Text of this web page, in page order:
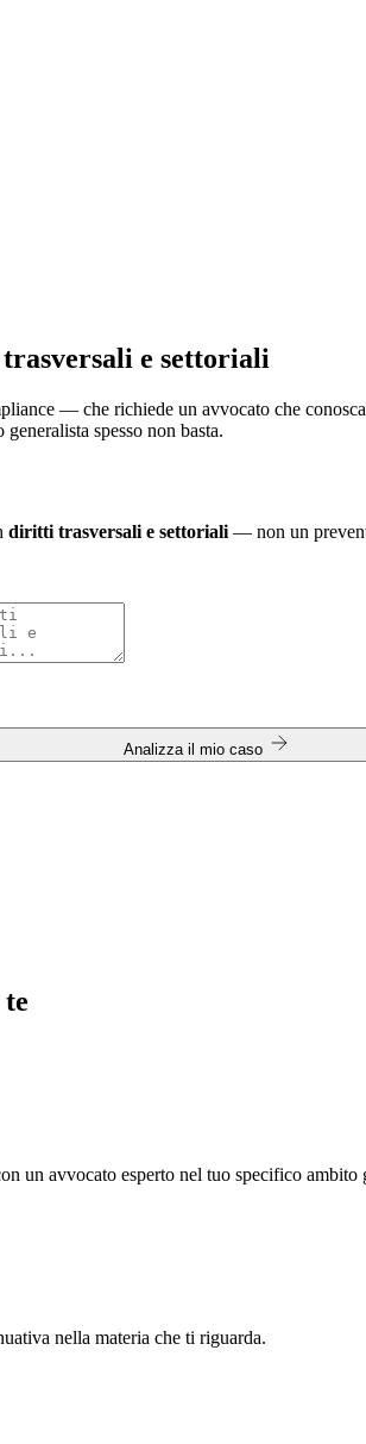
e settoriali
— che richiede un avvocato che
spesso non basta.
diritti trasversali e settoriali — non un
Analizza il mio caso
un avvocato esperto nel tuo specifico ambito
nella materia che ti riguarda.